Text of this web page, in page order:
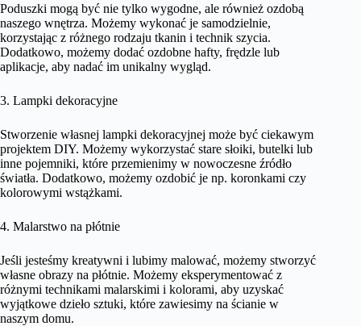
Poduszki mogą być nie tylko wygodne, ale również ozdobą
naszego wnętrza. Możemy wykonać je samodzielnie,
korzystając z różnego rodzaju tkanin i technik szycia.
Dodatkowo, możemy dodać ozdobne hafty, frędzle lub
aplikacje, aby nadać im unikalny wygląd.
3. Lampki dekoracyjne
Stworzenie własnej lampki dekoracyjnej może być ciekawym
projektem DIY. Możemy wykorzystać stare słoiki, butelki lub
inne pojemniki, które przemienimy w nowoczesne źródło
światła. Dodatkowo, możemy ozdobić je np. koronkami czy
kolorowymi wstążkami.
4. Malarstwo na płótnie
Jeśli jesteśmy kreatywni i lubimy malować, możemy stworzyć
własne obrazy na płótnie. Możemy eksperymentować z
różnymi technikami malarskimi i kolorami, aby uzyskać
wyjątkowe dzieło sztuki, które zawiesimy na ścianie w
naszym domu.